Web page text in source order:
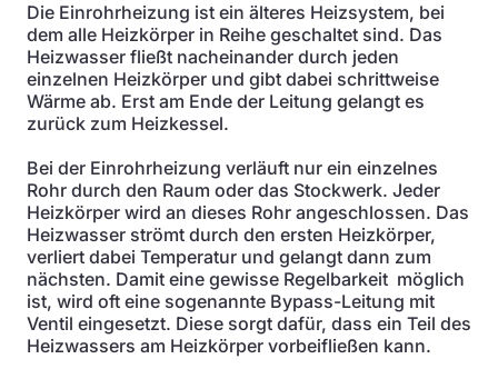
Die Einrohrheizung ist ein älteres Heizsystem, bei
dem alle Heizkörper in Reihe geschaltet sind. Das
Heizwasser fließt nacheinander durch jeden
einzelnen Heizkörper und gibt dabei schrittweise
Wärme ab. Erst am Ende der Leitung gelangt es
zurück zum Heizkessel.
Bei der Einrohrheizung verläuft nur ein einzelnes
Rohr durch den Raum oder das Stockwerk. Jeder
Heizkörper wird an dieses Rohr angeschlossen. Das
Heizwasser strömt durch den ersten Heizkörper,
verliert dabei Temperatur und gelangt dann zum
nächsten. Damit eine gewisse Regelbarkeit möglich
ist, wird oft eine sogenannte Bypass-Leitung mit
Ventil eingesetzt. Diese sorgt dafür, dass ein Teil des
Heizwassers am Heizkörper vorbeifließen kann.